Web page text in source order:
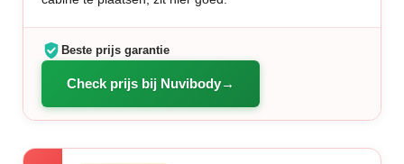
Beste prijs garantie
Check prijs bij Nuvibody